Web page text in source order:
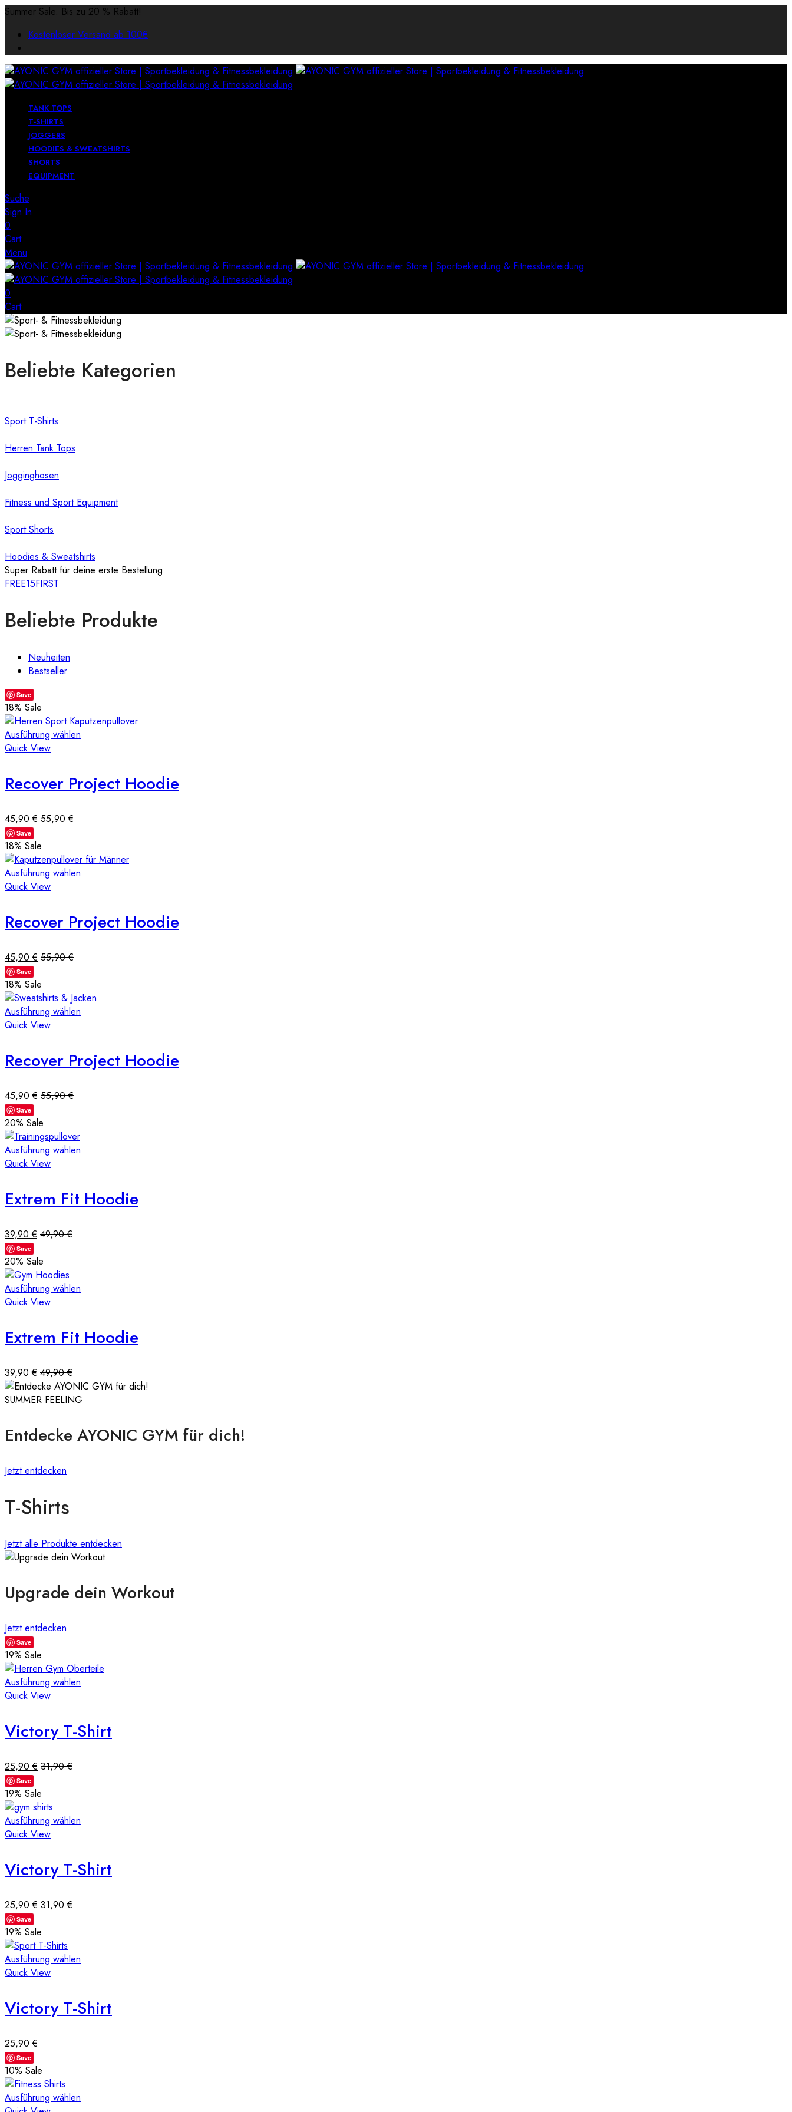
Summer Sale. Bis zu 20 % Rabatt!
Kostenloser Versand ab 100€
TANK TOPS
T-SHIRTS
JOGGERS
HOODIES & SWEATSHIRTS
SHORTS
EQUIPMENT
Suche
Sign In
0
Cart
Menu
0
Cart
Beliebte Kategorien
Sport T-Shirts
Herren Tank Tops
Jogginghosen
Fitness und Sport Equipment
Sport Shorts
Hoodies & Sweatshirts
Super Rabatt für deine erste Bestellung
FREE15FIRST
Beliebte Produkte
Neuheiten
Bestseller
Save
18% Sale
Ausführung wählen
Quick View
Recover Project Hoodie
45,90€ 55,90€
Save
18% Sale
Ausführung wählen
Quick View
Recover Project Hoodie
45,90€ 55,90€
Save
18% Sale
Ausführung wählen
Quick View
Recover Project Hoodie
45,90€ 55,90€
Save
20% Sale
Ausführung wählen
Quick View
Extrem Fit Hoodie
39,90€ 49,90€
Save
20% Sale
Ausführung wählen
Quick View
Extrem Fit Hoodie
39,90€ 49,90€
SUMMER FEELING
Entdecke AYONIC GYM für dich!
Jetzt entdecken
T-Shirts
Jetzt alle Produkte entdecken
Upgrade dein Workout
Jetzt entdecken
Save
19% Sale
Ausführung wählen
Quick View
Victory T-Shirt
25,90€ 31,90€
Save
19% Sale
Ausführung wählen
Quick View
Victory T-Shirt
25,90€ 31,90€
Save
19% Sale
Ausführung wählen
Quick View
Victory T-Shirt
25,90€
Save
10% Sale
Ausführung wählen